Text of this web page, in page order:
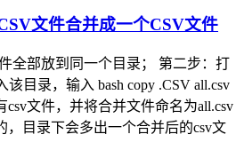
文件合并成一个CSV文件
全部放到同一个目录； 第二步：打
目录，输入 bash copy .CSV all.csv
文件，并将合并文件命名为all.csv
，目录下会多出一个合并后的csv文